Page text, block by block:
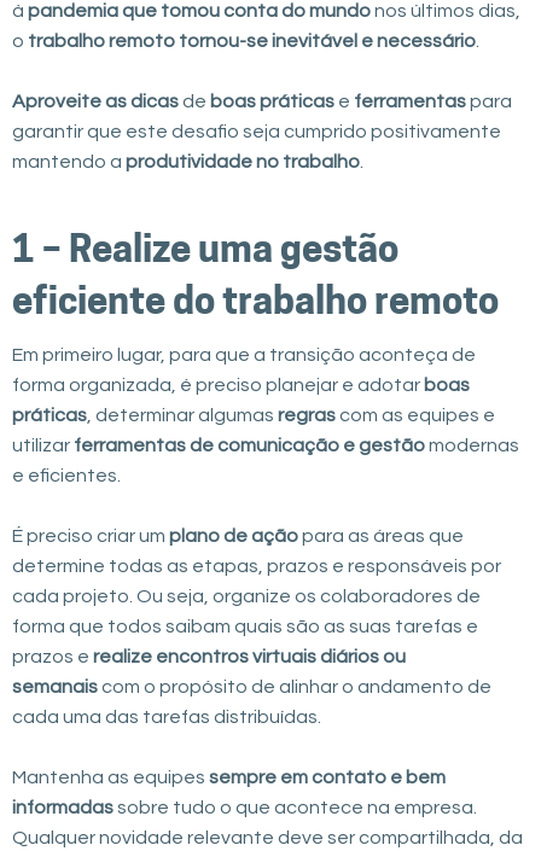
à pandemiaque tomou conta do mundonos últimos dias,
o trabalho remoto tornou-se inevitável e necessário.
Aproveite asdicasde boas práticas e ferramentaspara
garantir que este desafio seja cumprido positivamente
mantendo a produtividade no trabalho.
1 – Realize uma gestão
eficiente do trabalho remoto
Em primeiro lugar, para que a transição aconteça de
forma organizada, é preciso planejar e adotar boas
práticas, determinar algumas regrascom as equipes e
utilizar ferramentas de comunicação e gestãomodernas
e eficientes.
É preciso criar um plano de açãopara as áreas que
determine todas as etapas, prazos e responsáveis por
cada projeto. Ou seja, organize os colaboradores de
forma que todos saibam quais são as suas tarefas e
prazos e realize encontros virtuais diários ou
semanaiscom o propósito de alinhar o andamento de
cada uma das tarefas distribuídas.
Mantenha as equipes sempre em contato e bem
informadassobre tudo o que acontece na empresa.
Qualquer novidade relevante deve ser compartilhada, da